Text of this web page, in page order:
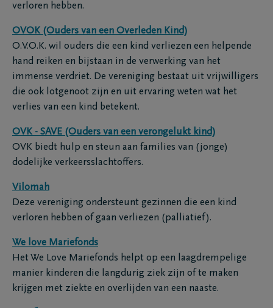
verloren hebben.
OVOK (Ouders van een Overleden Kind)
O.V.O.K. wil ouders die een kind verliezen een helpende
hand reiken en bijstaan in de verwerking van het
immense verdriet. De vereniging bestaat uit vrijwilligers
die ook lotgenoot zijn en uit ervaring weten wat het
verlies van een kind betekent.
OVK - SAVE (Ouders van een verongelukt kind)
OVK biedt hulp en steun aan families van (jonge)
dodelijke verkeersslachtoffers.
Vilomah
Deze vereniging ondersteunt gezinnen die een kind
verloren hebben of gaan verliezen (palliatief).
We love Mariefonds
Het We Love Mariefonds helpt op een laagdrempelige
manier kinderen die langdurig ziek zijn of te maken
krijgen met ziekte en overlijden van een naaste.